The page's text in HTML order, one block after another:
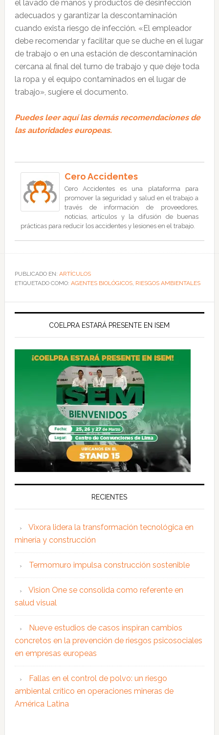
el lavado de manos y productos de desinfección
adecuados y garantizar la descontaminación
cuando exista riesgo de infección. «El empleador
debe recomendar y facilitar que se duche en el lugar
de trabajo o en una estación de descontaminación
cercana al final del turno de trabajo y que deje toda
la ropa y el equipo contaminados en el lugar de
trabajo», sugiere el documento.
Puedes leer aquí las demás recomendaciones de
las autoridades europeas.
Cero Accidentes
Cero Accidentes es una plataforma para
promover la seguridad y salud en el trabajo a
través de información de proveedores,
noticias, artículos y la difusión de buenas
prácticas para reducir los accidentes y lesiones en el trabajo.
PUBLICADO EN: ARTÍCULOS
ETIQUETADO COMO: AGENTES BIOLÓGICOS, RIESGOS AMBIENTALES
COELPRA ESTARÁ PRESENTE EN ISEM
RECIENTES
Vixora lidera la transformación tecnológica en
minería y construcción
Termomuro impulsa construcción sostenible
Vision One se consolida como referente en
salud visual
Nueve estudios de casos inspiran cambios
concretos en la prevención de riesgos psicosociales
en empresas europeas
Fallas en el control de polvo: un riesgo
ambiental crítico en operaciones mineras de
América Latina